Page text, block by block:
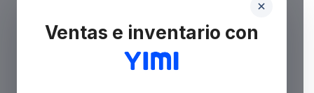
Ventas e inventario con